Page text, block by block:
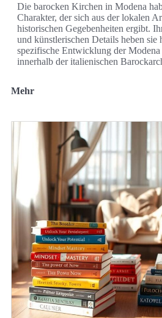
Die barocken Kirchen in Modena
Charakter, der sich aus der lokalen
historischen Gegebenheiten ergibt.
und künstlerischen Details heben sie
spezifische Entwicklung der
innerhalb der italienischen
Mehr